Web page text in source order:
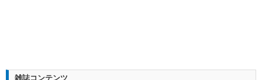
雑誌コンテンツ